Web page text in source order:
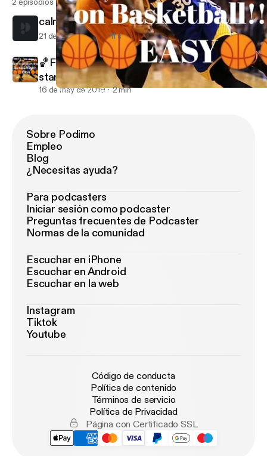
🏀Five quick and easy tips on how to get started up on
calm
21 de sep de 2021 11 s
🏀Five quick and easy tips on how to get
started up on Basketball!🏀👌
16 de may de 2019 2 min
Sobre Podimo
Empleo
Blog
¿Necesitas ayuda?
Para podcasters
Iniciar sesión como podcaster
Preguntas frecuentes de Podcaster
Normas de la comunidad
Escuchar en iPhone
Escuchar en Android
Escuchar en la web
Instagram
Tiktok
Youtube
Código de conducta
Política de contenido
Términos de servicio
Política de Privacidad
Página con Certificado SSL